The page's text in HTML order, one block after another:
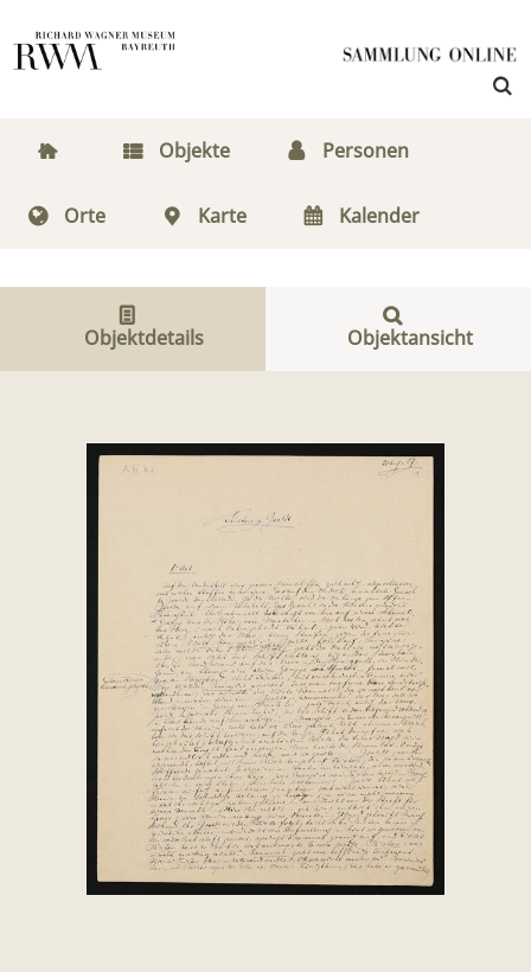
Objekte Personen
Orte Karte Kalender
Objektdetails Objektansicht